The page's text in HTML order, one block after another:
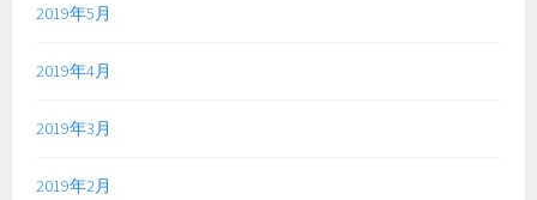
2019年5月
2019年4月
2019年3月
2019年2月